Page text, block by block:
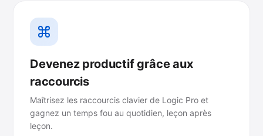
Devenez productif grâce aux
raccourcis
Maîtrisez les raccourcis clavier de Logic Pro et
gagnez un temps fou au quotidien, leçon après
leçon.